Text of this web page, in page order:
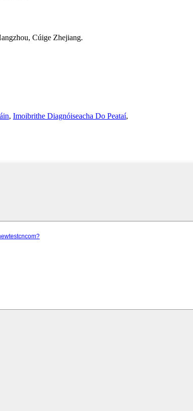
Cúige Zhejiang.
, Imoibrithe Diagnóiseacha Do Peataí,